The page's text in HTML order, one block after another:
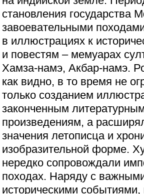
становления государства
завоевательными
в иллюстрациях к
и повестям – мемуарах
Хамза-намэ, Акбар-намэ.
как видно, в то время не
только созданием
законченным
произведениям, а
значения летописца и
изобразительной форме.
нередко сопровождали
походах. Наряду с
историческими